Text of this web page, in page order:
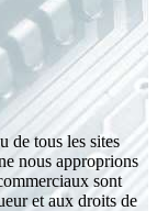
de tous les sites
nous approprions
sont
et aux droits de